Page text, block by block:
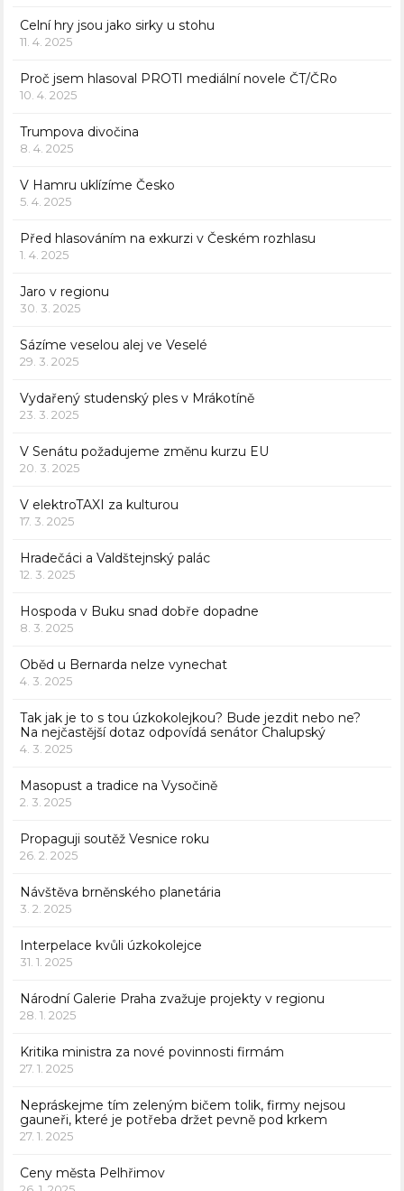
Celní hry jsou jako sirky u stohu
11. 4. 2025
Proč jsem hlasoval PROTI mediální novele ČT/ČRo
10. 4. 2025
Trumpova divočina
8. 4. 2025
V Hamru uklízíme Česko
5. 4. 2025
Před hlasováním na exkurzi v Českém rozhlasu
1. 4. 2025
Jaro v regionu
30. 3. 2025
Sázíme veselou alej ve Veselé
29. 3. 2025
Vydařený studenský ples v Mrákotíně
23. 3. 2025
V Senátu požadujeme změnu kurzu EU
20. 3. 2025
V elektroTAXI za kulturou
17. 3. 2025
Hradečáci a Valdštejnský palác
12. 3. 2025
Hospoda v Buku snad dobře dopadne
8. 3. 2025
Oběd u Bernarda nelze vynechat
4. 3. 2025
Tak jak je to s tou úzkokolejkou? Bude jezdit nebo ne?
Na nejčastější dotaz odpovídá senátor Chalupský
4. 3. 2025
Masopust a tradice na Vysočině
2. 3. 2025
Propaguji soutěž Vesnice roku
26. 2. 2025
Návštěva brněnského planetária
3. 2. 2025
Interpelace kvůli úzkokolejce
31. 1. 2025
Národní Galerie Praha zvažuje projekty v regionu
28. 1. 2025
Kritika ministra za nové povinnosti firmám
27. 1. 2025
Nepráskejme tím zeleným bičem tolik, firmy nejsou
gauneři, které je potřeba držet pevně pod krkem
27. 1. 2025
Ceny města Pelhřimov